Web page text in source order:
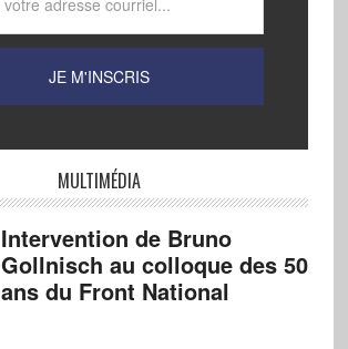
MULTIMÉDIA
Intervention de Bruno
Gollnisch au colloque des 50
ans du Front National